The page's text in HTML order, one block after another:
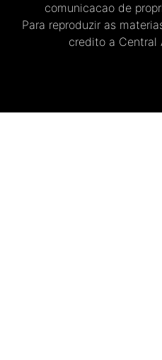
comunicacao de
Para reproduzir as
credito a Central